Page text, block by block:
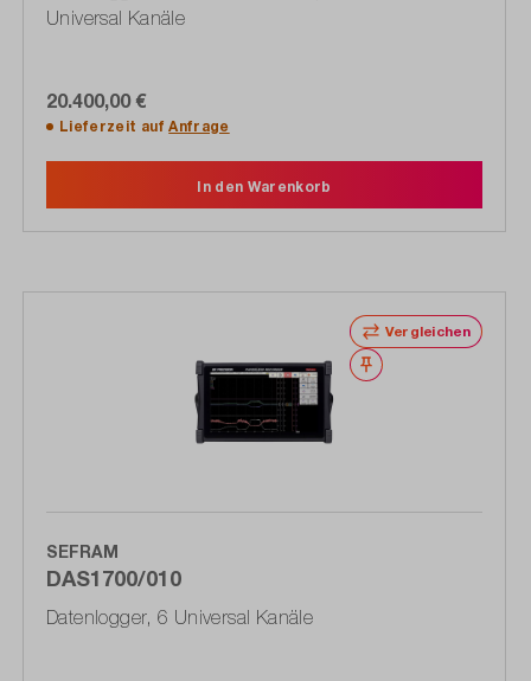
Universal Kanäle
20.400,00 €
Lieferzeit aufAnfrage
In den Warenkorb
Vergleichen
Merken
SEFRAM
DAS1700/010
Datenlogger, 6 Universal Kanäle